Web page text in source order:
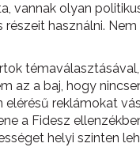
vannak olyan
használni.
az a baj, hogy
reklámokat
a Fidesz
helyi szinten